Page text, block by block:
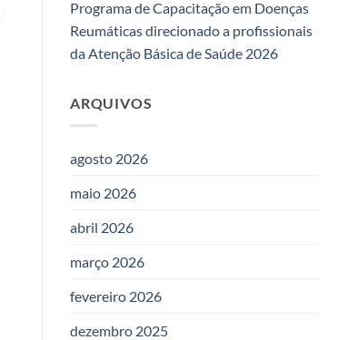
Programa de Capacitação em Doenças
Reumáticas direcionado a profissionais
da Atenção Básica de Saúde 2026
ARQUIVOS
agosto 2026
maio 2026
abril 2026
março 2026
fevereiro 2026
dezembro 2025